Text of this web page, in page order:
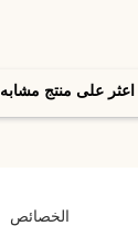
اعثر على منتج مشابه
الخصائص